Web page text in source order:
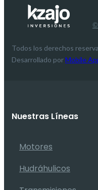
©
Todos los derechos
Desarrollado porMobile
Nuestras Líneas
Motores
Hudráhulicos